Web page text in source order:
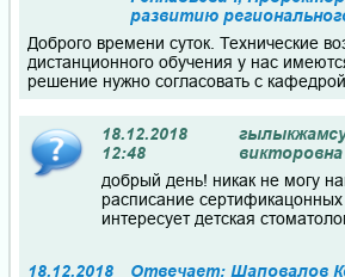
развитию
Доброго времени суток. Технические
дистанционного обучения у нас
решение нужно согласовать с кафедрой.
18.12.2018
12:48
викторовна
добрый день! никак не могу
расписание сертификацонных
интересует детская
18.12.2018
Отвечает: Шаповалов